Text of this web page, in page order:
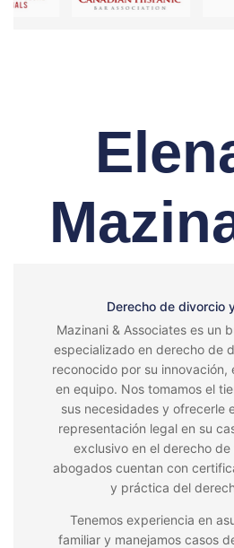
Derecho de divorcio
Mazinani & Associates es un
especializado en derecho de
reconocido por su
en equipo. Nos tomamos el
sus necesidades y ofrecerle
representación legal en su
exclusivo en el derecho de
abogados cuentan con
y práctica del
Tenemos experiencia en
familiar y manejamos casos